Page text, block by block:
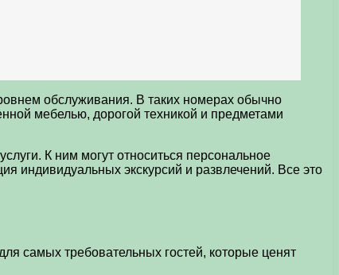
обслуживания. В таких номерах обычно
мебелью, дорогой техникой и предметами
К ним могут относиться персональное
индивидуальных экскурсий и развлечений. Все это
самых требовательных гостей, которые ценят